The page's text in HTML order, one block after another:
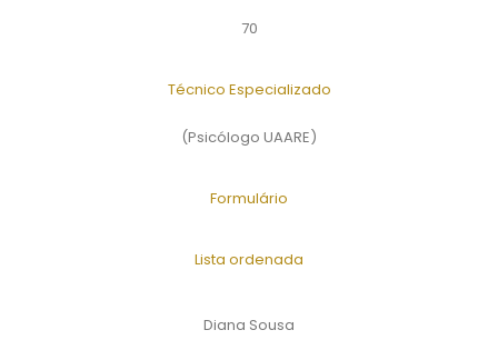
70
Técnico Especializado
(Psicólogo UAARE)
Formulário
Lista ordenada
Diana Sousa